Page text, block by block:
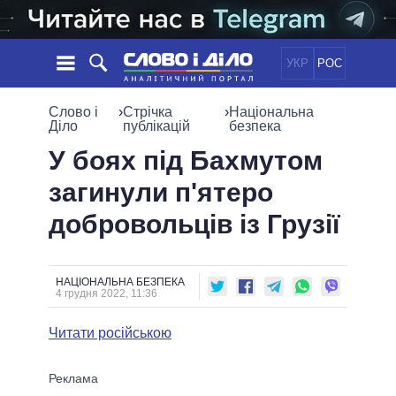
УКР РОС
НОВИНИ
СТРІЧКА
СТАТТІ
ДУМКИ
ДАЙДЖЕСТИ
ЕКОНОМІКА
СУСПІЛЬСТВО
СВІТ
ОБIЦЯНКИ
ПОЛIТИКИ
УСІ ПОЛІТИКИ
ВЕРХОВНА РАДА
КАБІНЕТ МІНІСТРІВ
ГОЛОВИ ОБЛАДМІНІСТРАЦІЙ
ВСІ ПЕРСОНИ
ІНФОГРАФІКА
ВІДЕО
ПІДТРИМАТИ
ПОРІВНЯННЯ ПОЛІТИКІВ
Слово і
Діло
›Стрічка
публікацій
›Національна
безпека
У боях під Бахмутом
загинули п'ятеро
добровольців із Грузії
НАЦІОНАЛЬНА БЕЗПЕКА
4 грудня 2022, 11:36
Читати російською